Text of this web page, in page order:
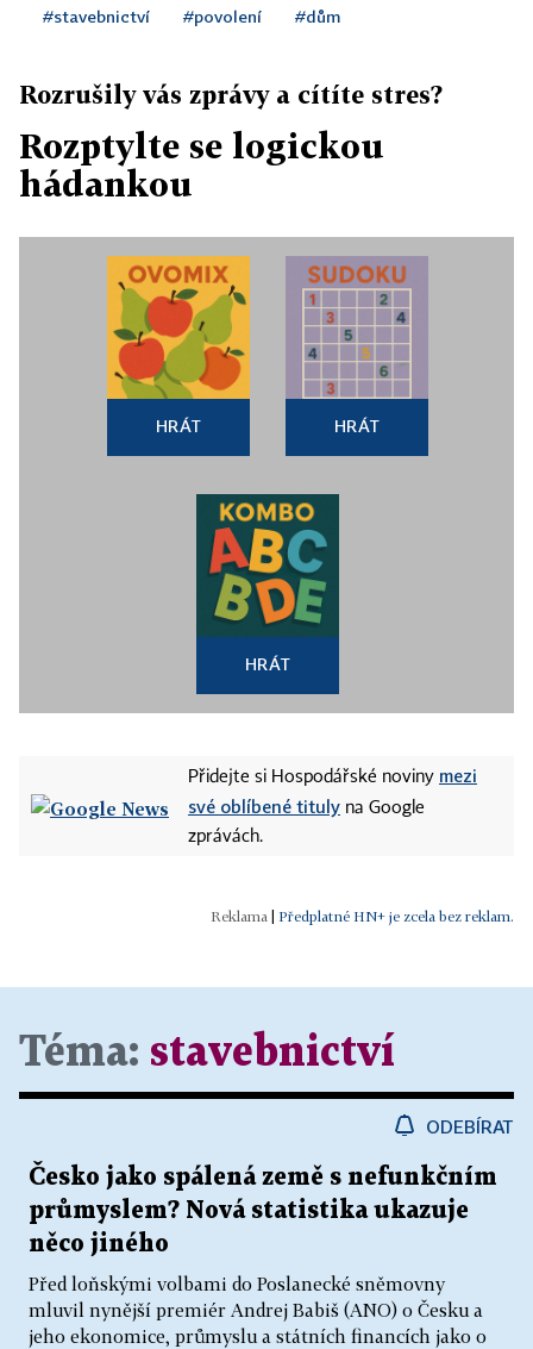
#stavebnictví #povolení #dům
Rozrušily vás zprávy a cítíte stres?
Rozptylte se logickou
hádankou
HRÁT HRÁT
HRÁT
Přidejte si Hospodářské noviny mezi
své oblíbené tituly na Google
zprávách.
Předplatné HN+ je zcela bez reklam.
Téma: stavebnictví
ODEBÍRAT
Česko jako spálená země s nefunkčním
průmyslem? Nová statistika ukazuje
něco jiného
Před loňskými volbami do Poslanecké sněmovny
mluvil nynější premiér Andrej Babiš (ANO) o Česku a
jeho ekonomice, průmyslu a státních financích jako o